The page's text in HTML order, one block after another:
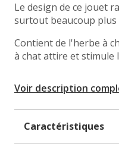
Le design de ce jouet
surtout beaucoup
Contient de l'herbe à
à chat attire et stimule
Voir description
Caractéristiques